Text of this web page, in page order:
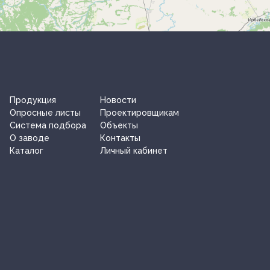
Продукция
Новости
Опросные листы
Проектировщикам
Система подбора
Объекты
О заводe
Контакты
Каталог
Личный кабинет